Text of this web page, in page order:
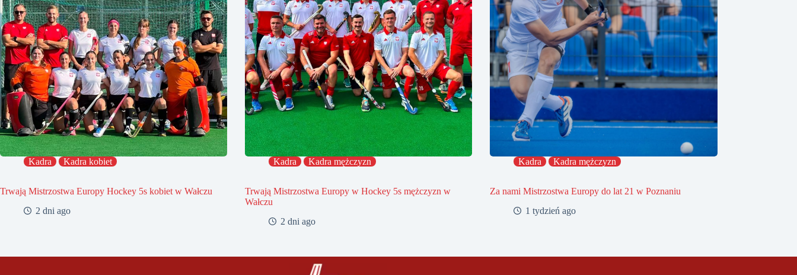
Kadra Kadra kobiet
Trwają Mistrzostwa Europy Hockey 5s kobiet w Wałczu
2 dni ago
Kadra Kadra mężczyzn
Trwają Mistrzostwa Europy w Hockey 5s mężczyzn w
Wałczu
2 dni ago
Kadra Kadra mężczyzn
Za nami Mistrzostwa Europy do lat 21 w Poznaniu
1 tydzień ago